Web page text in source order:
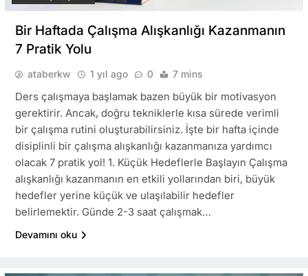
Bir Haftada Çalışma Alışkanlığı Kazanmanın
7 Pratik Yolu
ataberkw 1 yıl ago 0 7 mins
Ders çalışmaya başlamak bazen büyük bir motivasyon
gerektirir. Ancak, doğru tekniklerle kısa sürede verimli
bir çalışma rutini oluşturabilirsiniz. İşte bir hafta içinde
disiplinli bir çalışma alışkanlığı kazanmanıza yardımcı
olacak 7 pratik yol! 1. Küçük Hedeflerle Başlayın Çalışma
alışkanlığı kazanmanın en etkili yollarından biri, büyük
hedefler yerine küçük ve ulaşılabilir hedefler
belirlemektir. Günde 2-3 saat çalışmak…
Devamını oku